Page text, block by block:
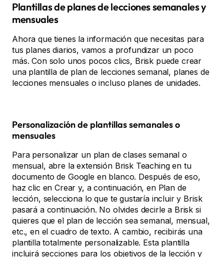
Plantillas de planes de lecciones semanales y
mensuales
Ahora que tienes la información que necesitas para
tus planes diarios, vamos a profundizar un poco
más. Con solo unos pocos clics, Brisk puede crear
una plantilla de plan de lecciones semanal, planes de
lecciones mensuales o incluso planes de unidades.
Personalización de plantillas semanales o
mensuales
Para personalizar un plan de clases semanal o
mensual, abre la extensión Brisk Teaching en tu
documento de Google en blanco. Después de eso,
haz clic en Crear y, a continuación, en Plan de
lección, selecciona lo que te gustaría incluir y Brisk
pasará a continuación. No olvides decirle a Brisk si
quieres que el plan de lección sea semanal, mensual,
etc., en el cuadro de texto. A cambio, recibirás una
plantilla totalmente personalizable. Esta plantilla
incluirá secciones para los objetivos de la lección y